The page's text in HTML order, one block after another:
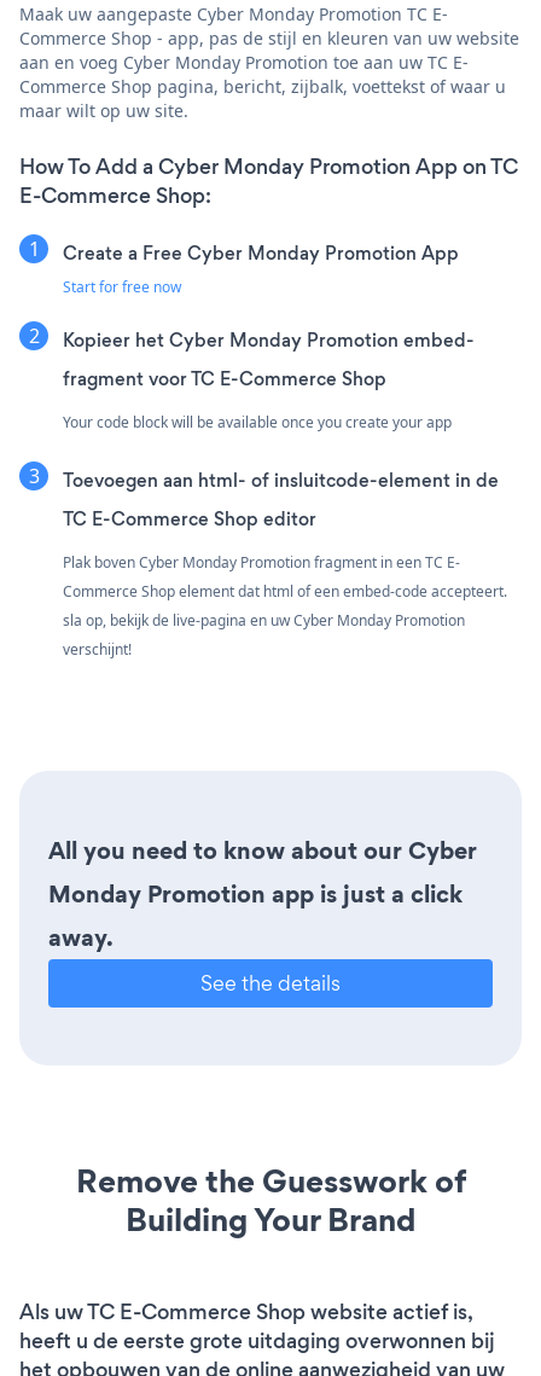
Maak uw aangepaste Cyber Monday Promotion TC E-
Commerce Shop - app, pas de stijl en kleuren van uw website
aan en voeg Cyber Monday Promotion toe aan uw TC E-
Commerce Shop pagina, bericht, zijbalk, voettekst of waar u
maar wilt op uw site.
How To Add a Cyber Monday Promotion App on TC
E-Commerce Shop:
Create a Free Cyber Monday Promotion App
Start for free now
Kopieer het Cyber Monday Promotion embed-
fragment voor TC E-Commerce Shop
Your code block will be available once you create your app
Toevoegen aan html- of insluitcode-element in de
TC E-Commerce Shop editor
Plak boven Cyber Monday Promotion fragment in een TC E-
Commerce Shop element dat html of een embed-code accepteert.
sla op, bekijk de live-pagina en uw Cyber Monday Promotion
verschijnt!
All you need to know about our Cyber
Monday Promotion app is just a click
away.
See the details
Remove the Guesswork of
Building Your Brand
Als uw TC E-Commerce Shop website actief is,
heeft u de eerste grote uitdaging overwonnen bij
het opbouwen van de online aanwezigheid van uw